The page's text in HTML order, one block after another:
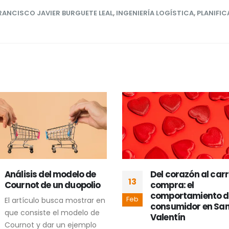
JAVIER BURGUETE LEAL, INGENIERÍA LOGÍSTICA,
Del corazón al carrito de
compra: el
comportamiento del
consumidor en San
Valentín
12
Feb
Predicción del
Bancarrota
mediante Machine
Learning: Un
Comparativo con